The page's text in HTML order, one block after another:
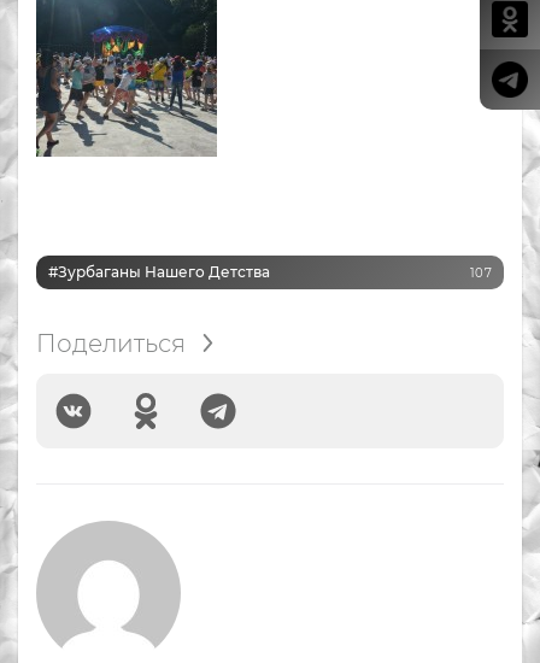
#Зурбаганы Нашего Детства 107
Поделиться